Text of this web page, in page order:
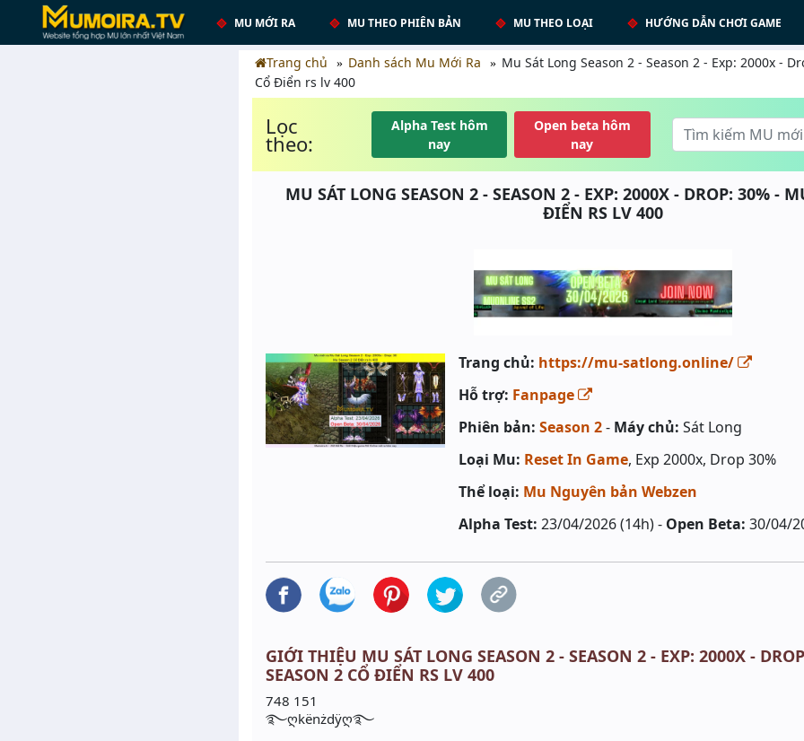
MU MỚI RA MU THEO PHIÊN BẢN MU THEO LOẠI HƯỚNG DẪN CHƠI GAME
Trang chủ Danh sách Mu Mới Ra
Mu Sát Long Season 2 - Season 2 - Exp: 2000x -
Cổ Điển rs lv 400
Lọc
theo:
Alpha Test hôm
nay
Open beta hôm
nay
MU SÁT LONG SEASON 2 - SEASON 2 - EXP: 2000X - DROP: 30% -
ĐIỂN RS LV 400
Trang chủ: https://mu-satlong.online/
Hỗ trợ: Fanpage
Phiên bản: Season 2- Máy chủ: Sát Long
Loại Mu: Reset In Game, Exp 2000x, Drop 30%
Thể loại: Mu Nguyên bản Webzen
Alpha Test: 23/04/2026 (14h) - Open Beta: 30/04/
GIỚI THIỆU MU SÁT LONG SEASON 2 - SEASON 2 - EXP: 2000X -
SEASON 2 CỔ ĐIỂN RS LV 400
748 151
࿐ღkënżdÿღ࿐